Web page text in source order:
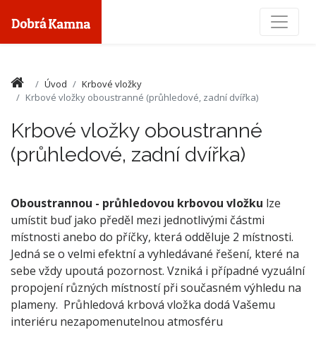
Úvod
Krbové vložky
Krbové vložky oboustranné (průhledové, zadní dvířka)
Krbové vložky oboustranné
(průhledové, zadní dvířka)
Oboustrannou - průhledovou krbovou vložku lze
umístit buď jako předěl mezi jednotlivými částmi
místnosti anebo do příčky, která odděluje 2 místnosti.
Jedná se o velmi efektní a vyhledávané řešení, které na
sebe vždy upoutá pozornost. Vzniká i případné vyzuální
propojení různých místností při současném výhledu na
plameny. Průhledová krbová vložka dodá Vašemu
interiéru nezapomenutelnou atmosféru